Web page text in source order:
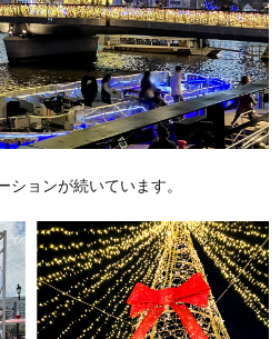
ョンが続いています。